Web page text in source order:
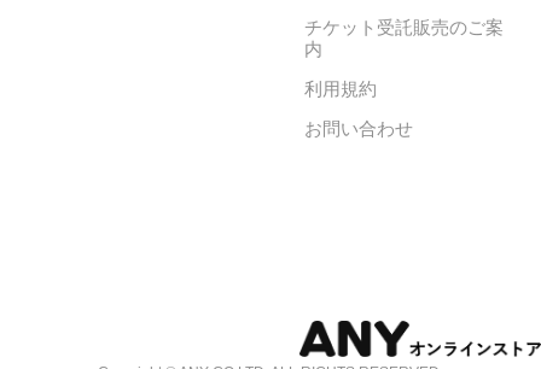
チケット受託販売のご案
内
利用規約
お問い合わせ